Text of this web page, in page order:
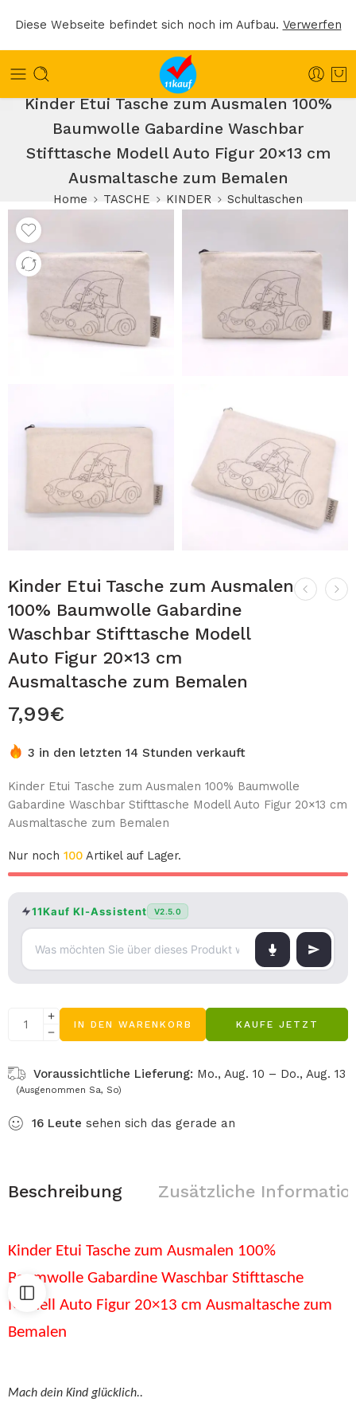
Diese Webseite befindet sich noch im Aufbau. Verwerfen
Kinder Etui Tasche zum Ausmalen 100%
Baumwolle Gabardine Waschbar
Stifttasche Modell Auto Figur 20×13 cm
Ausmaltasche zum Bemalen
Home TASCHE KINDER Schultaschen
Kinder Etui Tasche zum Ausmalen
100% Baumwolle Gabardine
Waschbar Stifttasche Modell
Auto Figur 20×13 cm
Ausmaltasche zum Bemalen
7,99€
3 in den letzten 14 Stunden verkauft
Kinder Etui Tasche zum Ausmalen 100% Baumwolle
Gabardine Waschbar Stifttasche Modell Auto Figur 20×13 cm
Ausmaltasche zum Bemalen
Nur noch 100 Artikel auf Lager.
11Kauf KI-Assistent V2.5.0
IN DEN WARENKORB KAUFE JETZT
Voraussichtliche Lieferung: Mo., Aug. 10 – Do., Aug. 13
(Ausgenommen Sa, So)
16 Leute sehen sich das gerade an
Beschreibung Zusätzliche
Kinder Etui Tasche zum Ausmalen 100%
Baumwolle Gabardine Waschbar Stifttasche
Modell Auto Figur 20×13 cm Ausmaltasche zum
Bemalen
Mach dein Kind glücklich..